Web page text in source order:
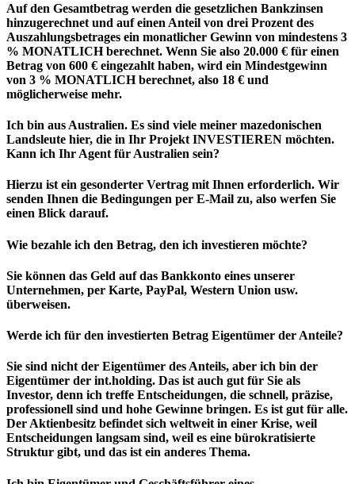
Auf den Gesamtbetrag werden die gesetzlichen Bankzinsen
hinzugerechnet und auf einen Anteil von drei Prozent des
Auszahlungsbetrages ein monatlicher Gewinn von mindestens 3
% MONATLICH berechnet. Wenn Sie also 20.000 € für einen
Betrag von 600 € eingezahlt haben, wird ein Mindestgewinn
von 3 % MONATLICH berechnet, also 18 € und
möglicherweise mehr.
Ich bin aus Australien. Es sind viele meiner mazedonischen
Landsleute hier, die in Ihr Projekt INVESTIEREN möchten.
Kann ich Ihr Agent für Australien sein?
Hierzu ist ein gesonderter Vertrag mit Ihnen erforderlich. Wir
senden Ihnen die Bedingungen per E-Mail zu, also werfen Sie
einen Blick darauf.
Wie bezahle ich den Betrag, den ich investieren möchte?
Sie können das Geld auf das Bankkonto eines unserer
Unternehmen, per Karte, PayPal, Western Union usw.
überweisen.
Werde ich für den investierten Betrag Eigentümer der Anteile?
Sie sind nicht der Eigentümer des Anteils, aber ich bin der
Eigentümer der int.holding. Das ist auch gut für Sie als
Investor, denn ich treffe Entscheidungen, die schnell, präzise, ​​
professionell sind und hohe Gewinne bringen. Es ist gut für alle.
Der Aktienbesitz befindet sich weltweit in einer Krise, weil
Entscheidungen langsam sind, weil es eine bürokratisierte
Struktur gibt, und das ist ein anderes Thema.